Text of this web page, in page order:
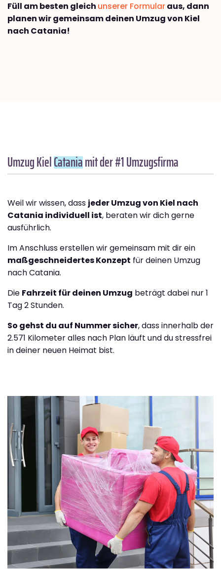
Füll am besten gleich unserer Formularaus, dann
planen wir gemeinsam deinen Umzug von Kiel
nach Catania!
Umzug KielCataniamit der #1 Umzugsfirma
Weil wir wissen, dass jeder Umzug von Kiel nach
Catania individuell ist, beraten wir dich gerne
ausführlich.
Im Anschluss erstellen wir gemeinsam mit dir ein
maßgeschneidertes Konzept für deinen Umzug
nach Catania.
Die Fahrzeit für deinen Umzug beträgt dabei nur 1
Tag 2 Stunden.
So gehst du auf Nummer sicher, dass innerhalb der
2.571 Kilometer alles nach Plan läuft und du stressfrei
in deiner neuen Heimat bist.